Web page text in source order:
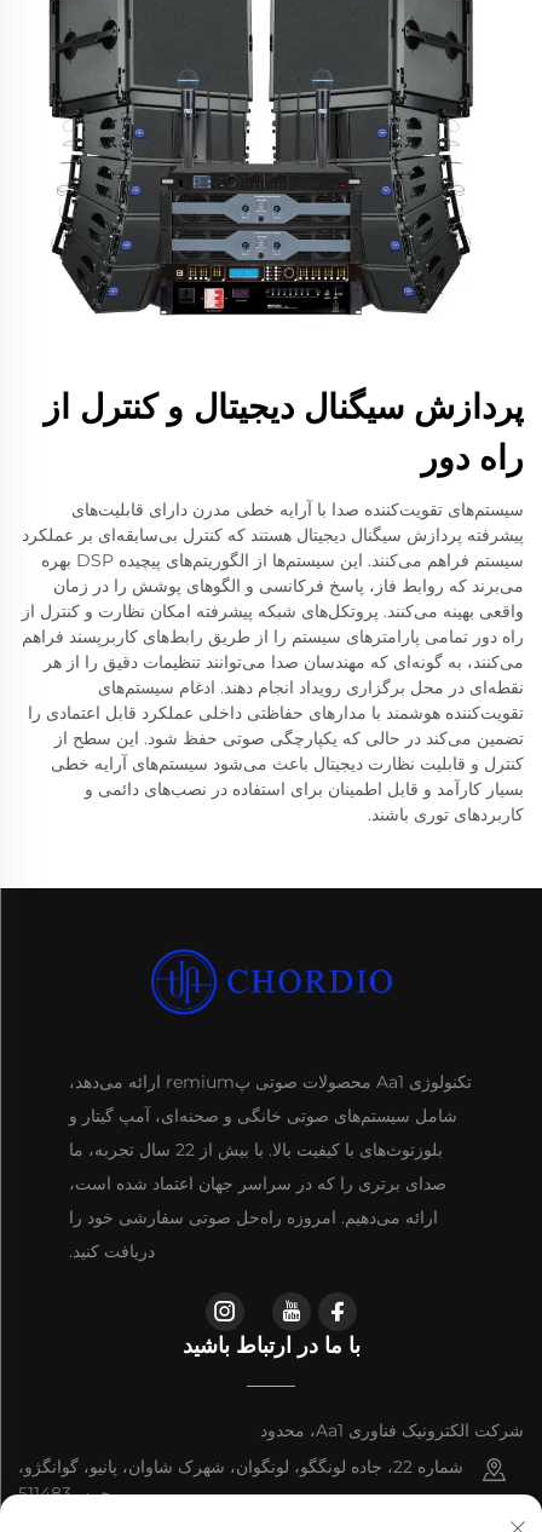
پردازش سیگنال دیجیتال و کنترل از
راه دور
سیستم‌های تقویت‌کننده صدا با آرایه خطی مدرن دارای قابلیت‌های
پیشرفته پردازش سیگنال دیجیتال هستند که کنترل بی‌سابقه‌ای بر عملکرد
سیستم فراهم می‌کنند. این سیستم‌ها از الگوریتم‌های پیچیده DSP بهره
می‌برند که روابط فاز، پاسخ فرکانسی و الگوهای پوشش را در زمان
واقعی بهینه می‌کنند. پروتکل‌های شبکه پیشرفته امکان نظارت و کنترل از
راه دور تمامی پارامترهای سیستم را از طریق رابط‌های کاربرپسند فراهم
می‌کنند، به گونه‌ای که مهندسان صدا می‌توانند تنظیمات دقیق را از هر
نقطه‌ای در محل برگزاری رویداد انجام دهند. ادغام سیستم‌های
تقویت‌کننده هوشمند با مدارهای حفاظتی داخلی عملکرد قابل اعتمادی را
تضمین می‌کند در حالی که یکپارچگی صوتی حفظ شود. این سطح از
کنترل و قابلیت نظارت دیجیتال باعث می‌شود سیستم‌های آرایه خطی
بسیار کارآمد و قابل اطمینان برای استفاده در نصب‌های دائمی و
کاربردهای توری باشند.
تکنولوژی Aa1 محصولات صوتی پremium ارائه می‌دهد،
شامل سیستم‌های صوتی خانگی و صحنه‌ای، آمپ گیتار و
بلوزتوث‌های با کیفیت بالا. با بیش از 22 سال تجربه، ما
صدای برتری را که در سراسر جهان اعتماد شده است،
ارائه می‌دهیم. امروزه راه‌حل صوتی سفارشی خود را
دریافت کنید.
با ما در ارتباط باشید
شرکت الکترونیک فناوری Aa1، محدود
شماره 22، جاده لونگگو، لونگوان، شهرک شاوان، پانیو، گوانگژو،
چین، 511483